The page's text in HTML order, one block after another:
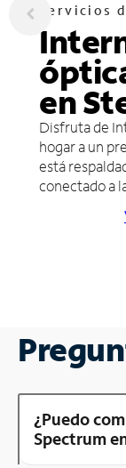
Servicios
en
Disfruta de
hogar a un
está
conectado a
¿Puedo
Spectrum